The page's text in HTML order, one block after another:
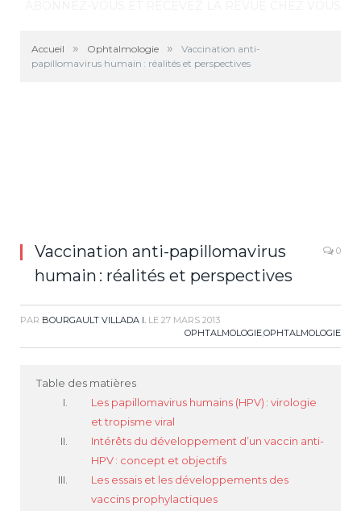
Accueil » Ophtalmologie »
Vaccination anti-
papillomavirus humain : réalités et perspectives
Vaccination anti-papillomavirus
humain : réalités et perspectives
0
PAR BOURGAULT VILLADA I. LE 27 MARS 2013
OPHTALMOLOGIE,OPHTALMOLOGIE
Table des matières
Les papillomavirus humains (HPV) : virologie
et tropisme viral
Intérêts du développement d’un vaccin anti-
HPV : concept et objectifs
Les essais et les développements des
vaccins prophylactiques